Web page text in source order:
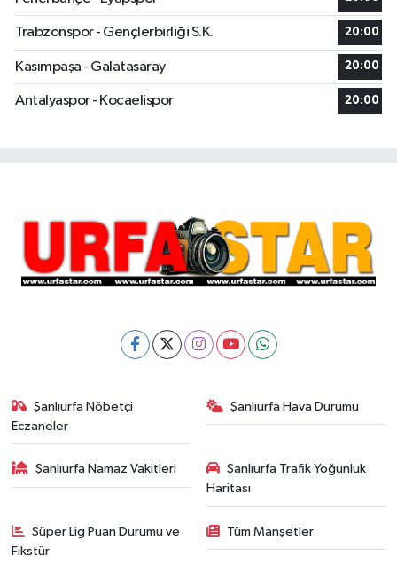
Trabzonspor - Gençlerbirliği S.K. 20:00
Kasımpaşa - Galatasaray 20:00
Antalyaspor - Kocaelispor 20:00
Şanlıurfa Nöbetçi
Eczaneler
Şanlıurfa Hava Durumu
Şanlıurfa Namaz Vakitleri
Şanlıurfa Trafik Yoğunluk
Haritası
Süper Lig Puan Durumu ve
Fikstür
Tüm Manşetler